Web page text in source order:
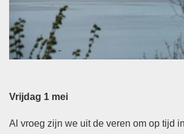
Vrijdag 1 mei
Al vroeg zijn we uit de veren om op tijd